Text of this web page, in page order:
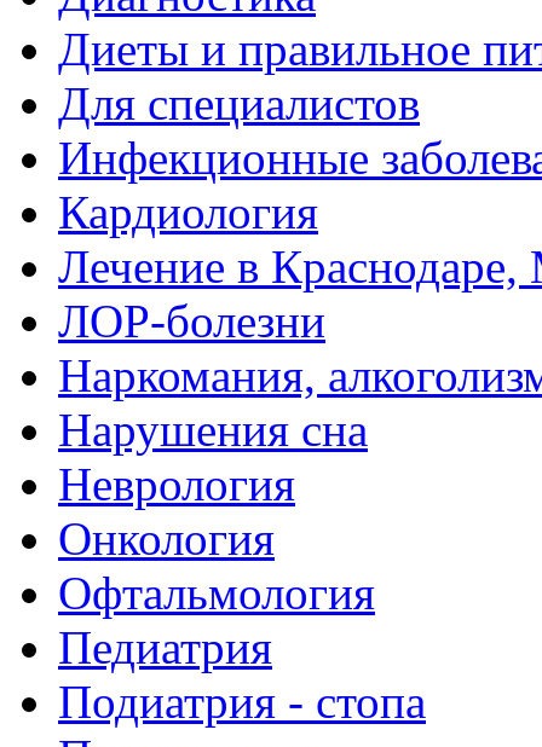
Диеты и правильное
Для специалистов
Инфекционные
Кардиология
Лечение в
ЛОР-болезни
Наркомания,
Нарушения сна
Неврология
Онкология
Офтальмология
Педиатрия
Подиатрия - стопа